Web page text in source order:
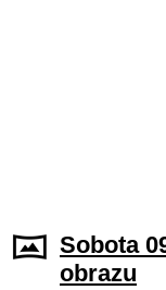
Sobota
obrazu